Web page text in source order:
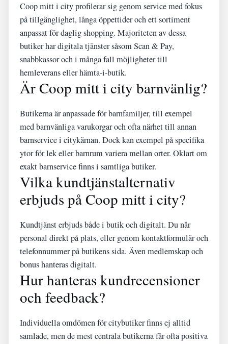
Coop mitt i city profilerar sig genom service med fokus
på tillgänglighet, långa öppettider och ett sortiment
anpassat för daglig shopping. Majoriteten av dessa
butiker har digitala tjänster såsom Scan & Pay,
snabbkassor och i många fall möjligheter till
hemleverans eller hämta-i-butik.
Är Coop mitt i city barnvänlig?
Butikerna är anpassade för barnfamiljer, till exempel
med barnvänliga varukorgar och ofta närhet till annan
barnservice i citykärnan. Dock kan exempel på specifika
ytor för lek eller barnrum variera mellan orter. Oklart om
exakt barnservice finns i samtliga butiker.
Vilka kundtjänstalternativ
erbjuds på Coop mitt i city?
Kundtjänst erbjuds både i butik och digitalt. Du når
personal direkt på plats, eller genom kontaktformulär och
telefonnummer på butikens sida. Även medlemskap och
bonus hanteras digitalt.
Hur hanteras kundrecensioner
och feedback?
Individuella omdömen för citybutiker finns ej alltid
samlade, men de mest centrala butikerna får ofta positiva